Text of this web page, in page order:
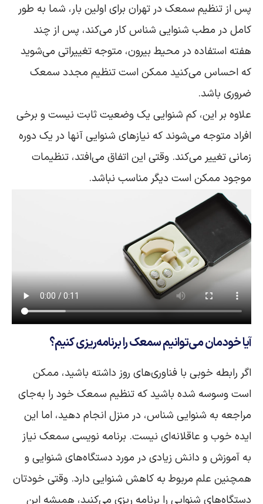
پس از تنظیم سمعک در تهران برای اولین بار، شما به طور
کامل در مطب شنوایی شناس کار می‌کند، پس از چند
هفته استفاده در محیط بیرون، متوجه تغییراتی می‌شوید
که احساس می‌کنید ممکن است تنظیم مجدد سمعک
ضروری باشد.
علاوه بر این، کم شنوایی یک وضعیت ثابت نیست و برخی
افراد متوجه می‌شوند که نیازهای شنوایی آنها در یک دوره
زمانی تغییر می‌کند. وقتی این اتفاق می‌افتد، تنظیمات
موجود ممکن است دیگر مناسب نباشد.
آیا خودمان می‌توانیم سمعک را برنامه‌ریزی کنیم؟
اگر رابطه خوبی با فناوری‌های روز داشته باشید، ممکن
است وسوسه شده باشید که تنظیم سمعک خود را به‌جای
مراجعه به شنوایی شناس، در منزل انجام دهید، اما این
ایده خوب و عاقلانه‌ای نیست. برنامه نویسی سمعک نیاز
به آموزش و دانش زیادی در مورد دستگاه‌های شنوایی و
همچنین علم مربوط به کاهش شنوایی دارد. وقتی خودتان
دستگاه‌های شنوایی را برنامه ریزی می‌کنید، همیشه این